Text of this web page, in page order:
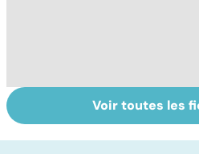
Grand froid : nos
conseils
Voir toutes les